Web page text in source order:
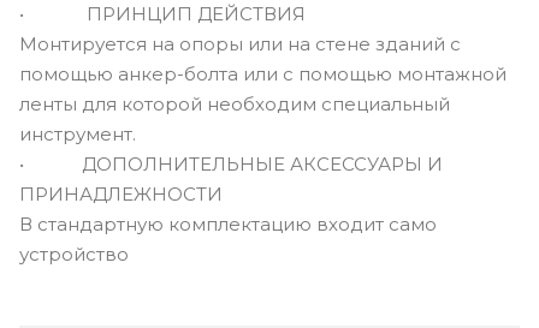
• ПРИНЦИП ДЕЙСТВИЯ
Монтируется на опоры или на стене зданий с
помощью анкер-болта или с помощью монтажной
ленты для которой необходим специальный
инструмент.
• ДОПОЛНИТЕЛЬНЫЕ АКСЕССУАРЫ И
ПРИНАДЛЕЖНОСТИ
В стандартную комплектацию входит само
устройство